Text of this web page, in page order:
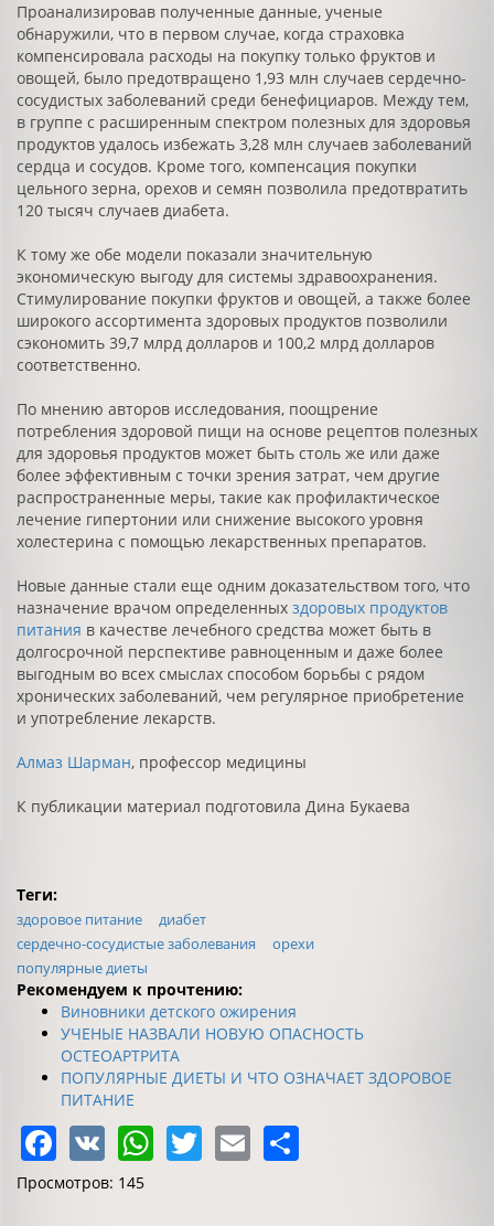
Проанализировав полученные данные, ученые
обнаружили, что в первом случае, когда страховка
компенсировала расходы на покупку только фруктов и
овощей, было предотвращено 1,93 млн случаев сердечно-
сосудистых заболеваний среди бенефициаров. Между тем,
в группе с расширенным спектром полезных для здоровья
продуктов удалось избежать 3,28 млн случаев заболеваний
сердца и сосудов. Кроме того, компенсация покупки
цельного зерна, орехов и семян позволила предотвратить
120 тысяч случаев диабета.
К тому же обе модели показали значительную
экономическую выгоду для системы здравоохранения.
Стимулирование покупки фруктов и овощей, а также более
широкого ассортимента здоровых продуктов позволили
сэкономить 39,7 млрд долларов и 100,2 млрд долларов
соответственно.
По мнению авторов исследования, поощрение
потребления здоровой пищи на основе рецептов полезных
для здоровья продуктов может быть столь же или даже
более эффективным с точки зрения затрат, чем другие
распространенные меры, такие как профилактическое
лечение гипертонии или снижение высокого уровня
холестерина с помощью лекарственных препаратов.
Новые данные стали еще одним доказательством того, что
назначение врачом определенных здоровых продуктов
питания в качестве лечебного средства может быть в
долгосрочной перспективе равноценным и даже более
выгодным во всех смыслах способом борьбы с рядом
хронических заболеваний, чем регулярное приобретение
и употребление лекарств.
Алмаз Шарман, профессор медицины
К публикации материал подготовила Дина Букаева
Теги:
здоровое питание
диабет
сердечно-сосудистые заболевания
орехи
популярные диеты
Рекомендуем к прочтению:
Виновники детского ожирения
УЧЕНЫЕ НАЗВАЛИ НОВУЮ ОПАСНОСТЬ
ОСТЕОАРТРИТА
ПОПУЛЯРНЫЕ ДИЕТЫ И ЧТО ОЗНАЧАЕТ ЗДОРОВОЕ
ПИТАНИЕ
Facebook
VK WhatsApp
Twitter
Email
Просмотров: 145